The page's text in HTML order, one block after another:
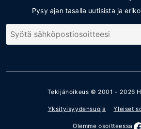
Pysy ajan tasalla uutisista ja
Tekijänoikeus © 2001 - 2026
Yksityisyydensuoja Yleiset
Olemme osoitteessa